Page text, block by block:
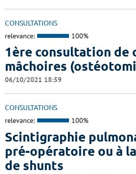
CONSULTATIONS
relevance: 100%
1ère consultation de
mâchoires
06/10/2021 18:59
CONSULTATIONS
relevance: 100%
Scintigraphie
pré-opératoire ou à
de shunts